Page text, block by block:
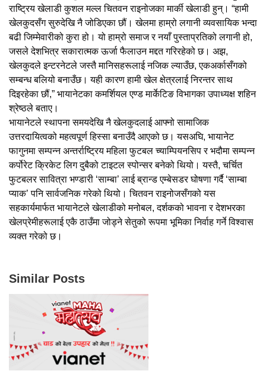
राष्ट्रिय खेलाडी कुशल मल्ल चितवन राइनोजका मार्की खेलाडी हुन्। “हामी
खेलकुदसँग सुरुदेखि नै जोडिएका छौं। खेलमा हाम्रो लगानी व्यवसायिक भन्दा
बढी जिम्मेवारीको कुरा हो। यो हाम्रो समाज र नयाँ पुस्ताप्रतिको लगानी हो,
जसले देशभित्र सकारात्मक ऊर्जा फैलाउन मद्दत गरिरहेको छ। अझ,
खेलकुदले इन्टरनेटले जस्तै मानिसहरूलाई नजिक ल्याउँछ, एकअर्कासँगको
सम्बन्ध बलियो बनाउँछ। यही कारण हामी खेल क्षेत्रलाई निरन्तर साथ
दिइरहेका छौं,” भायानेटका कमर्शियल एण्ड मार्केटिङ विभागका उपाध्यक्ष शहिन
श्रेष्ठले बताए।
भायानेटले स्थापना समयदेखि नै खेलकुदलाई आफ्नो सामाजिक
उत्तरदायित्वको महत्वपूर्ण हिस्सा बनाउँदै आएको छ। यसअघि, भायानेट
फागुनमा सम्पन्न अन्तर्राष्ट्रिय महिला फुटबल च्याम्पियनसिप र भदौमा सम्पन्न
कर्पोरेट क्रिकेट लिग दुबैको टाइटल स्पोन्सर बनेको थियो। यस्तै, चर्चित
फुटबलर सावित्रा भण्डारी ‘साम्बा’ लाई ब्रान्ड एम्बेसडर घोषणा गर्दै ‘साम्बा
प्याक’ पनि सार्वजनिक गरेको थियो। चितवन राइनोजसँगको यस
सहकार्यमार्फत भायानेटले खेलाडीको मनोबल, दर्शकको भावना र देशभरका
खेलप्रेमीहरूलाई एकै ठाउँमा जोड्ने सेतुको रूपमा भूमिका निर्वाह गर्ने विश्वास
व्यक्त गरेको छ।
Similar Posts